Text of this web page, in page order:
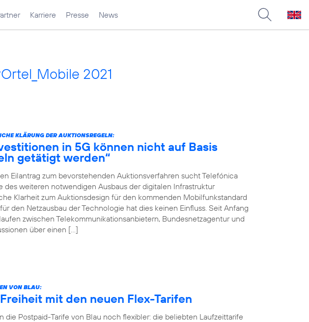
Karriere Presse News
2021
KLÄRUNG DER AUKTIONSREGELN:
in 5G können nicht auf Basis
getätigt werden“
Eilantrag zum bevorstehenden Auktionsverfahren sucht Telefónica
des weiteren notwendigen Ausbaus der digitalen Infrastruktur
Klarheit zum Auktionsdesign für den kommenden Mobilfunkstandard
den Netzausbau der Technologie hat dies keinen Einfluss. Seit Anfang
zwischen Telekommunikationsanbietern, Bundesnetzagentur und
über einen […]
VON BLAU:
mit den neuen Flex-Tarifen
die Postpaid-Tarife von Blau noch flexibler: die beliebten Laufzeittarife